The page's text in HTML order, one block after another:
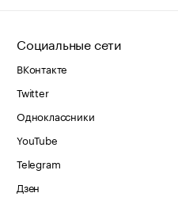
Социальные сети
ВКонтакте
Twitter
Одноклассники
YouTube
Telegram
Дзен